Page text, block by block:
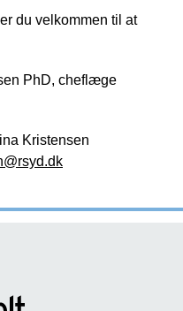
du velkommen til at
PhD, cheflæge
Kristensen